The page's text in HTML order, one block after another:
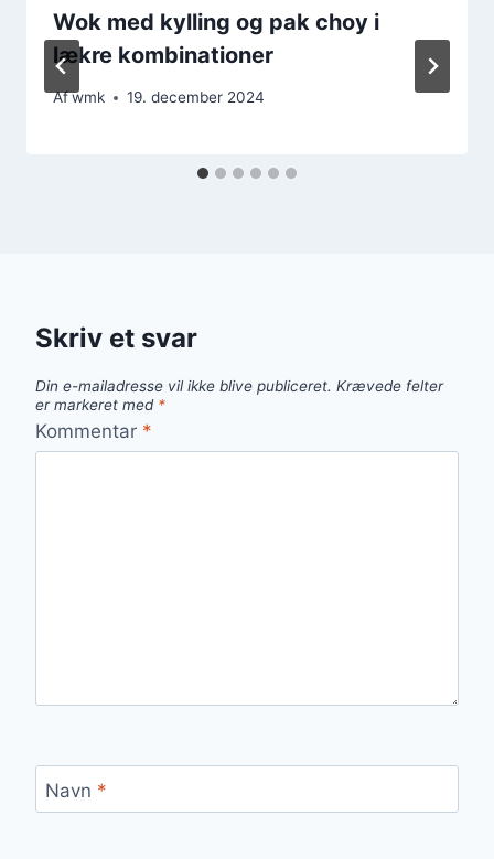
Wok med kylling og pak choy i
lækre kombinationer
Afwmk 19. december 2024
Skriv et svar
Din e-mailadresse vil ikke blive publiceret. Krævede felter
er markeret med *
Kommentar *
Navn *